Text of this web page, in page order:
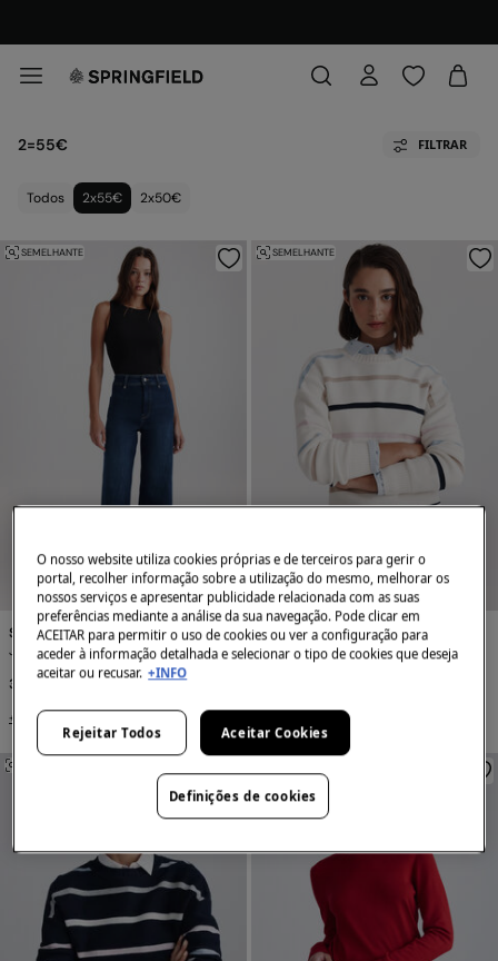
2=55€ FILTRAR
Todos 2x55€ 2x50€
SEMELHANTE
Springfield
Jeans sailor
35,99 €
+2 Cores
SEMELHANTE
Springfield
Camisola de riscas
O nosso website utiliza cookies próprias e de terceiros para gerir o
portal, recolher informação sobre a utilização do mesmo, melhorar os
nossos serviços e apresentar publicidade relacionada com as suas
preferências mediante a análise da sua navegação. Pode clicar em
ACEITAR para permitir o uso de cookies ou ver a configuração para
aceder à informação detalhada e selecionar o tipo de cookies que deseja
aceitar ou recusar. +INFO
Rejeitar Todos Aceitar Cookies
Definições de cookies